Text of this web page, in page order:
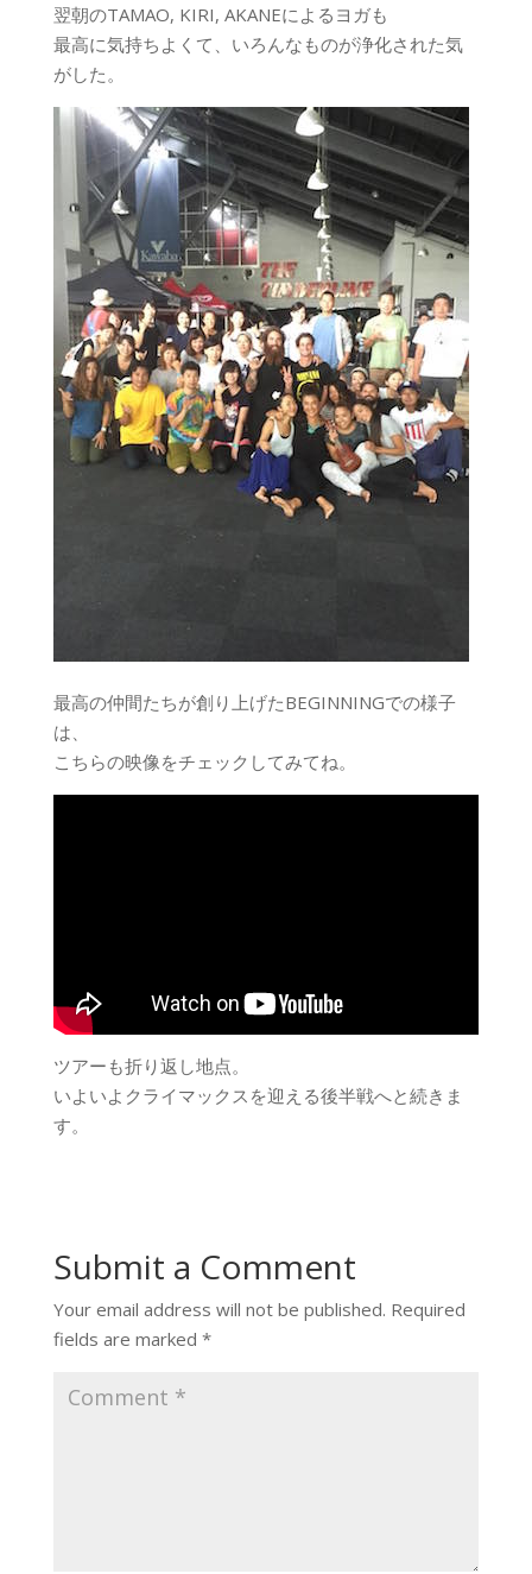
翌朝のTAMAO, KIRI, AKANEによるヨガも
最高に気持ちよくて、いろんなものが浄化された気
がした。
最高の仲間たちが創り上げたBEGINNINGでの様子
は、
こちらの映像をチェックしてみてね。
ツアーも折り返し地点。
いよいよクライマックスを迎える後半戦へと続きま
す。
Submit a Comment
Your email address will not be published. Required
fields are marked *